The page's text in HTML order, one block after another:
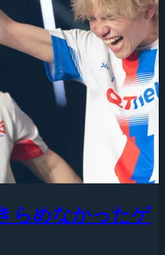
らめなかったゲ